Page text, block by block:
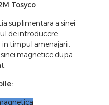
Tosyco
suplimentara a sinei
de introducere
timpul amenajarii.
magnetice dupa